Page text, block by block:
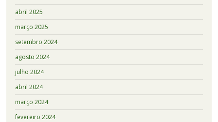
abril 2025
março 2025
setembro 2024
agosto 2024
julho 2024
abril 2024
março 2024
fevereiro 2024